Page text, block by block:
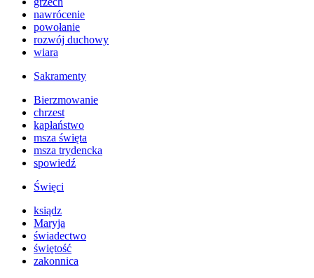
nawrócenie
powołanie
rozwój duchowy
wiara
Sakramenty
Bierzmowanie
chrzest
kapłaństwo
msza święta
msza trydencka
spowiedź
Święci
ksiądz
Maryja
świadectwo
świętość
zakonnica